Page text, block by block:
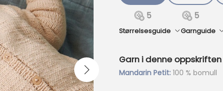
r
s
e
:
k
r
5 5
Størrelsesguide Garnguide
Garn i denne oppskriften
Mandarin Petit: 100 % bomull